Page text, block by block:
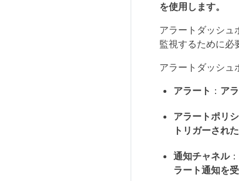
を使用します。
アラートダッシュ
監視するために必
アラートダッシュ
アラート ： ア
アラートポリ
トリガーされ
通知チャネル：
ラート通知を